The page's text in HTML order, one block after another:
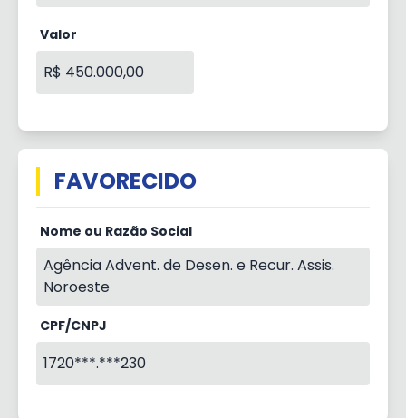
Valor
R$ 450.000,00
FAVORECIDO
Nome ou Razão Social
Agência Advent. de Desen. e Recur. Assis.
Noroeste
CPF/CNPJ
1720***.***230